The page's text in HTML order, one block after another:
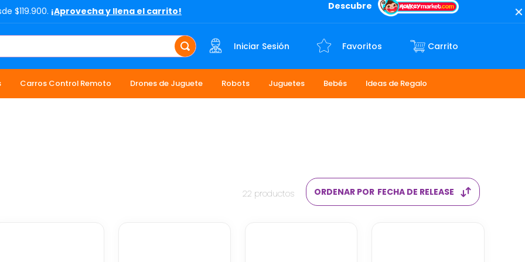
$119.900. ¡Aprovecha y llena el carrito! Descubre
Iniciar Sesión Favoritos
Carros Control Remoto Drones de Juguete Robots Juguetes Bebés Ideas de Regalo
22 productos ORDENAR POR FECHA DE RELEASE